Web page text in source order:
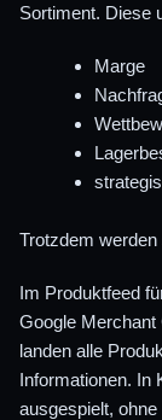
Sortiment. Diese
Marge
Trotzdem
Im Produktfeed
Google Merchant
landen alle
Informationen. In
ausgespielt,